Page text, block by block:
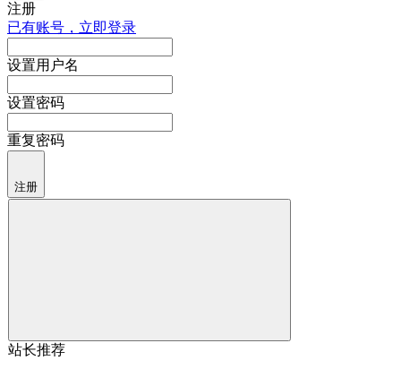
注册
已有账号，立即登录
设置用户名
设置密码
重复密码
注册
站长推荐